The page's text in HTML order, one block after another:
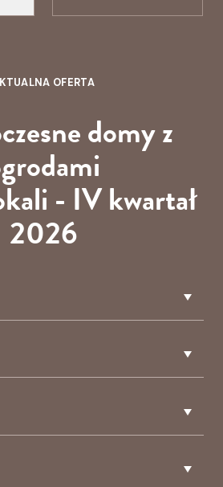
OFERTA
domy z
- IV kwartał
2026